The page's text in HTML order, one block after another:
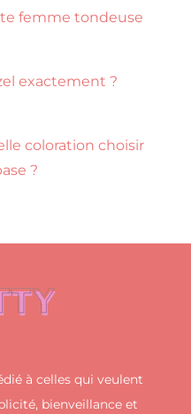
femme tondeuse
exactement ?
coloration choisir
?
à celles qui veulent
bienveillance et